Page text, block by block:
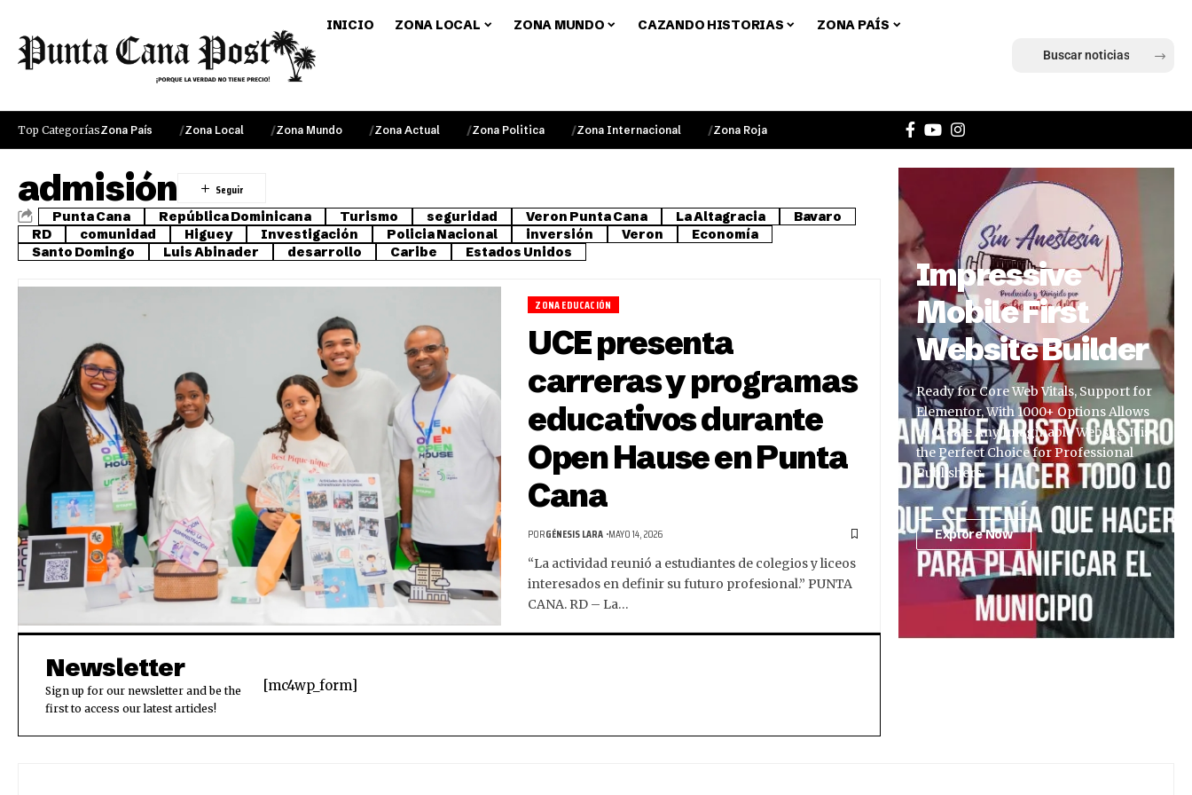
INICIO ZONA LOCAL ZONA MUNDO CAZANDO HISTORIAS ZONA PAÍS
Top CategoríasZona País Zona Local Zona Mundo Zona Actual Zona Politica Zona Internacional Zona Roja
admisión
Punta Cana República Dominicana Turismo seguridad Veron Punta Cana La Altagracia
Bavaro
RD
comunidad Higuey Investigación Policia Nacional inversión Veron
Economía
Santo Domingo
Luis Abinader desarrollo Caribe Estados Unidos
ZONA EDUCACIÓN
UCE presenta
carreras y programas
educativos durante
Open Hause en Punta
Cana
PORGÉNESIS LARA MAYO 14, 2026
“La actividad reunió a estudiantes de colegios y liceos
interesados en definir su futuro profesional.” PUNTA
CANA. RD – La…
Newsletter
Sign up for our newsletter and be the
first to access our latest articles!
[mc4wp_form]
Impressive
Mobile First
Website Builder
Ready for Core Web Vitals, Support for
Elementor, With 1000+ Options Allows
to Create Any Imaginable Website. It is
the Perfect Choice for Professional
Publishers.
Explore Now